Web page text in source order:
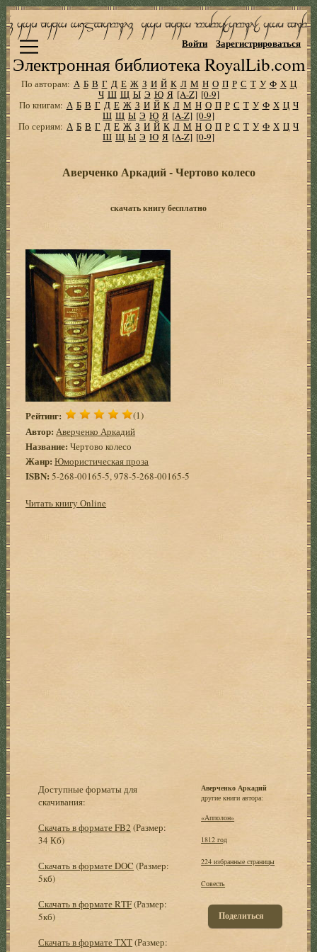
Электронная библиотека RoyalLib.com
Войти Зарегистрироваться
По авторам: А Б В Г Д Е Ж З И Й К Л М Н О П Р С Т У Ф Х Ц
Ч Ш Щ Ы Э Ю Я [A-Z] [0-9]
По книгам: А Б В Г Д Е Ж З И Й К Л М Н О П Р С Т У Ф Х Ц Ч
Ш Щ Ы Э Ю Я [A-Z] [0-9]
По сериям: А Б В Г Д Е Ж З И Й К Л М Н О П Р С Т У Ф Х Ц Ч
Ш Щ Ы Э Ю Я [A-Z] [0-9]
Аверченко Аркадий - Чертово колесо
скачать книгу бесплатно
Рейтинг: (1)
Автор: Аверченко Аркадий
Название: Чертово колесо
Жанр: Юмористическая проза
ISBN: 5-268-00165-5, 978-5-268-00165-5
Читать книгу Online
Доступные форматы для
скачивания:
Скачать в формате FB2 (Размер:
34 Кб)
Скачать в формате DOC (Размер:
5кб)
Скачать в формате RTF(Размер:
5кб)
Скачать в формате TXT(Размер:
Аверченко Аркадий
другие книги автора:
«Апполон»
1812 год
224 избранные страницы
Cовесть
Поделиться